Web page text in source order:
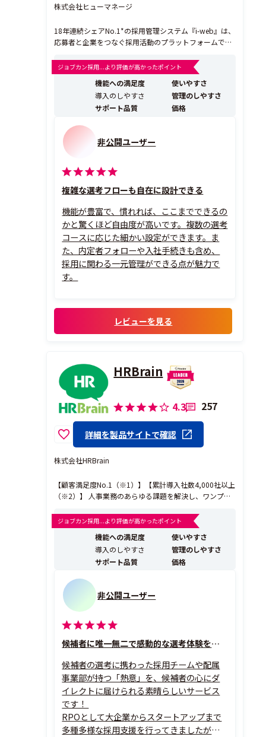
株式会社ヒューマネージ
18年連続シェアNo.1*の採用管理システム『i-web』は、
応募者と企業をつなぐ採用活動のプラットフォームで
ひとつで採用が完結します。 i-webは、新卒採用・キャ
リア採用に必要な機能がすべて揃っているから、データ
を精緻に管理し、選考手続きや運用業...
ジョブカン採用...より評価が高かったポイント
機能への満足度
使いやすさ
導入のしやすさ
管理のしやすさ
サポート品質
価格
非公開ユーザー
複雑な選考フローも自在に設計できる
機能が豊富で、慣れれば、ここまでできるの
かと驚くほど自由度が高いです。複数の選考
コースに応じた細かい設定ができます。ま
た、内定者フォローや入社手続きも含め、
採用に関わる一元管理ができる点が魅力で
す。
レビューを見る
HRBrain
4.3 257
詳細を製品サイトで確認
株式会社HRBrain
【顧客満足度No.1（※1）】【累計導入社数4,000社以上
（※2）】 人事業務のあらゆる課題を解決し、ワンプラ
メントシステムです。 《HRBrainが選ばれる理由》 ◎20
19年グッドデザイン賞受賞！ 人事・現場が使いやすい
シンプルで洗練されたU...
ジョブカン採用...より評価が高かったポイント
機能への満足度
使いやすさ
導入のしやすさ
管理のしやすさ
サポート品質
価格
非公開ユーザー
候補者に唯一無二で感動的な選考体験を届けられる
候補者の選考に携わった採用チームや配属
事業部が持つ「熱意」を、候補者の心にダ
イレクトに届けられる素晴らしいサービス
です！
RPOとして大企業からスタートアップまで
多種多様な採用支援を行ってきましたが、